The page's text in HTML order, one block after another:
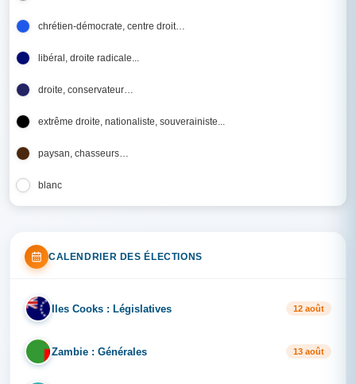
chrétien-démocrate, centre droit…
libéral, droite radicale...
droite, conservateur…
extrême droite, nationaliste, souverainiste...
paysan, chasseurs…
blanc
CALENDRIER DES ÉLECTIONS
IL Iles Cooks : Législatives 12 août
ZA Zambie : Générales 13 août